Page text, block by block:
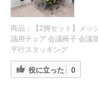
商品：
【2脚セット】メ
議用チェア 会議椅子 会議
平行スタッキング
役に立った 0